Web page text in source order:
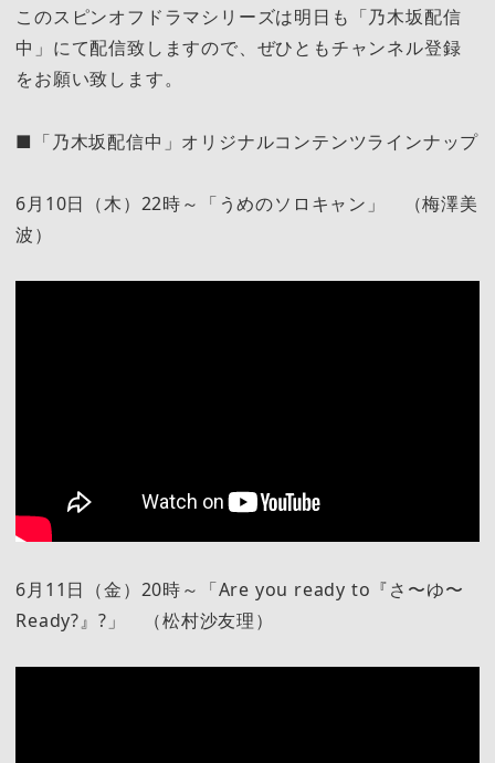
このスピンオフドラマシリーズは明日も「乃木坂配信
中」にて配信致しますので、ぜひともチャンネル登録
をお願い致します。
■「乃木坂配信中」オリジナルコンテンツラインナップ
6月10日（木）22時～「うめのソロキャン」 （梅澤美
波）
6月11日（金）20時～「Are you ready to『さ〜ゆ〜
Ready?』?」 （松村沙友理）